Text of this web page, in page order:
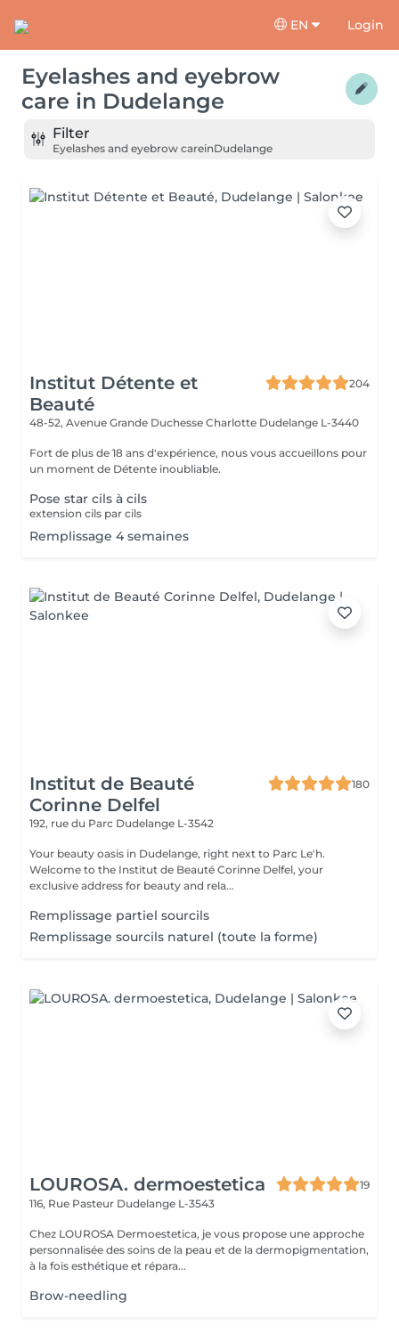
EN Login
Eyelashes and eyebrow
care in Dudelange
Filter
Eyelashes and eyebrow careinDudelange
Institut Détente et
Beauté
204
48-52, Avenue Grande Duchesse Charlotte Dudelange L-3440
Fort de plus de 18 ans d'expérience, nous vous accueillons pour
un moment de Détente inoubliable.
Pose star cils à cils
extension cils par cils
Remplissage 4 semaines
Institut de Beauté
Corinne Delfel
180
192, rue du Parc Dudelange L-3542
Your beauty oasis in Dudelange, right next to Parc Le'h.
Welcome to the Institut de Beauté Corinne Delfel, your
exclusive address for beauty and rela...
Remplissage partiel sourcils
Remplissage sourcils naturel (toute la forme)
LOUROSA. dermoestetica
19
116, Rue Pasteur Dudelange L-3543
Chez LOUROSA Dermoestetica, je vous propose une approche
personnalisée des soins de la peau et de la dermopigmentation,
à la fois esthétique et répara...
Brow-needling